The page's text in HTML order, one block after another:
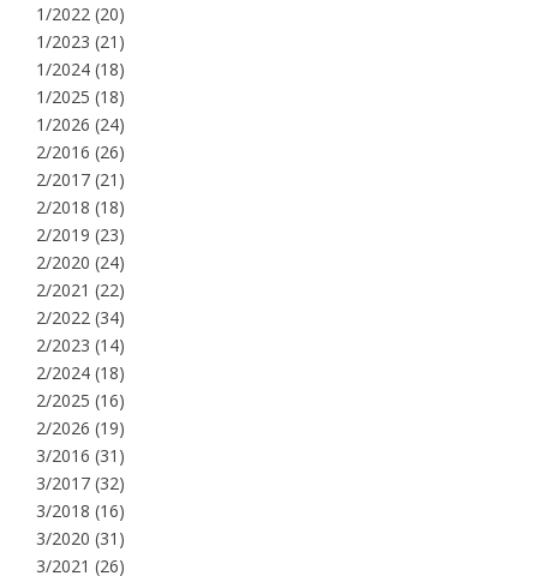
1/2022 (20)
1/2023 (21)
1/2024 (18)
1/2025 (18)
1/2026 (24)
2/2016 (26)
2/2017 (21)
2/2018 (18)
2/2019 (23)
2/2020 (24)
2/2021 (22)
2/2022 (34)
2/2023 (14)
2/2024 (18)
2/2025 (16)
2/2026 (19)
3/2016 (31)
3/2017 (32)
3/2018 (16)
3/2020 (31)
3/2021 (26)